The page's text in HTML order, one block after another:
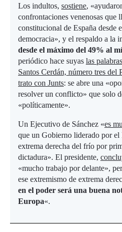
Los indultos, sostiene,
confrontaciones venenosas que
constitucional de España desde
democracia», y el respaldo a la
desde el máximo del 49% al
periódico hace suyas las
Santos Cerdán, número tres del
trato con Junts: se abre una
resolver un conflicto» que solo
«políticamente».
Un Ejecutivo de Sánchez «es
que un Gobierno liderado por el
extrema derecha del frío por
dictadura». El presidente,
«mucho trabajo por delante»,
ese extremismo de extrema
en el poder será una buena
Europa«.